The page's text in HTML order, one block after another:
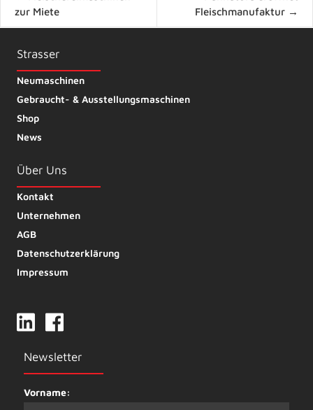
navigation
zur Miete
Fleischmanufaktur →
Strasser
Neumaschinen
Gebraucht- & Ausstellungsmaschinen
Shop
News
Über Uns
Kontakt
Unternehmen
AGB
Datenschutzerklärung
Impressum
Newsletter
Vorname: